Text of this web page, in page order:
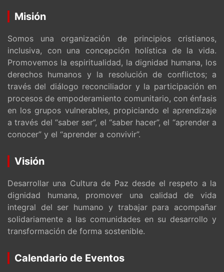
Misión
Somos una organización de principios cristianos,
inclusiva, con una concepción holística de la vida.
Promovemos la espiritualidad, la dignidad humana, los
derechos humanos y la resolución de conflictos; a
través del diálogo reconciliador y la participación en
procesos de empoderamiento comunitario, con énfasis
en los grupos vulnerables, propiciando el aprendizaje
a través del “saber ser”, el “saber hacer”, el “aprender a
conocer” y el “aprender a convivir”.
Visión
Desarrollar una Cultura de Paz desde el respeto a la
dignidad humana, promover una calidad de vida
integral del ser humano y trabajar para acompañar
solidariamente a las comunidades en su desarrollo y
transformación de forma sostenible.
Calendario de Eventos